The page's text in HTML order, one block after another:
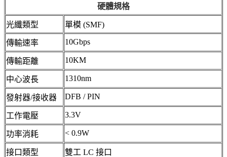
硬體規格
光纖類型 單模 (SMF)
傳輸速率 10Gbps
傳輸距離 10KM
中心波長 1310nm
發射器/接收器 DFB / PIN
工作電壓 3.3V
功率消耗 < 0.9W
接口類型
雙工 LC 接口